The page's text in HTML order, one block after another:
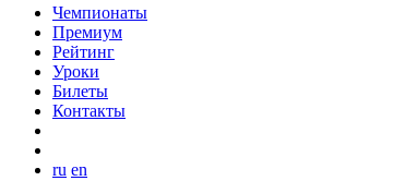
Чемпионаты
Премиум
Рейтинг
Уроки
Билеты
Контакты
ru en